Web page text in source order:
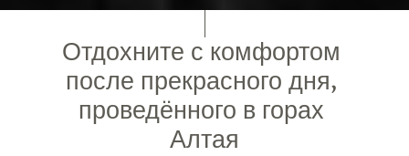
Отдохните с комфортом
после прекрасного дня,
проведённого в горах
Алтая